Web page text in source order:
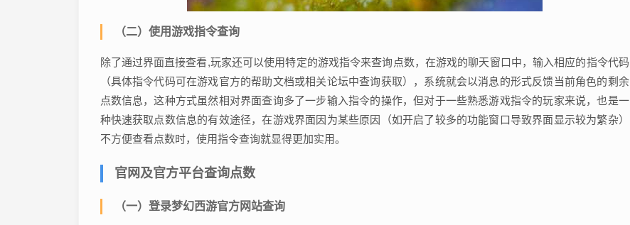
（二）使用游戏指令查询
除了通过界面直接查看,玩家还可以使用特定的游戏指令来查询点数，在游戏的聊天窗口中，输入相应的指令代码
（具体指令代码可在游戏官方的帮助文档或相关论坛中查询获取），系统就会以消息的形式反馈当前角色的剩余
点数信息，这种方式虽然相对界面查询多了一步输入指令的操作，但对于一些熟悉游戏指令的玩家来说，也是一
种快速获取点数信息的有效途径，在游戏界面因为某些原因（如开启了较多的功能窗口导致界面显示较为繁杂）
不方便查看点数时，使用指令查询就显得更加实用。
官网及官方平台查询点数
（一）登录梦幻西游官方网站查询